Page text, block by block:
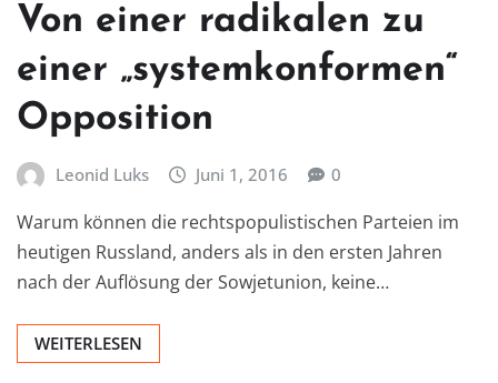
Von einer radikalen zu
einer „systemkonformen“
Opposition
Leonid Luks Juni 1, 2016 0
Warum können die rechtspopulistischen Parteien im
heutigen Russland, anders als in den ersten Jahren
nach der Auflösung der Sowjetunion, keine…
WEITERLESEN